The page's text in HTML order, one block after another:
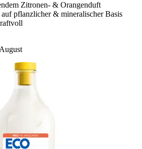
Zitronen- & Orangenduft
pflanzlicher & mineralischer Basis